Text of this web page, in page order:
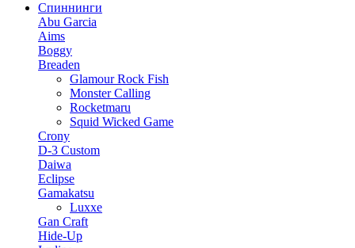
Спиннинги
Abu Garcia
Aims
Boggy
Breaden
Glamour Rock Fish
Monster Calling
Rocketmaru
Squid Wicked Game
Crony
D-3 Custom
Daiwa
Eclipse
Gamakatsu
Luxxe
Gan Craft
Hide-Up